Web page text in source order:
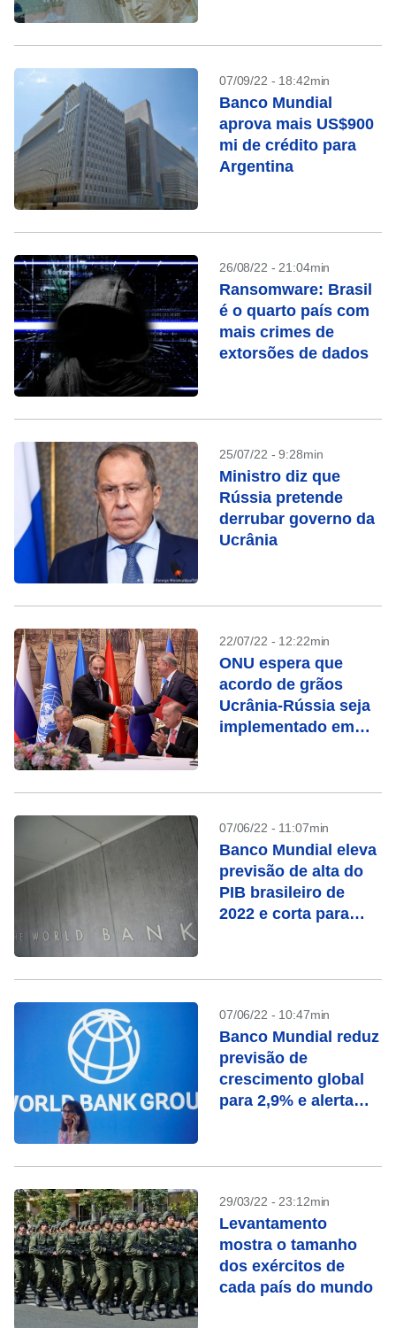
07/09/22 - 18:42min
Banco Mundial
aprova mais US$900
mi de crédito para
Argentina
26/08/22 - 21:04min
Ransomware: Brasil
é o quarto país com
mais crimes de
extorsões de dados
25/07/22 - 9:28min
Ministro diz que
Rússia pretende
derrubar governo da
Ucrânia
22/07/22 - 12:22min
ONU espera que
acordo de grãos
Ucrânia-Rússia seja
implementado em
07/06/22 - 11:07min
Banco Mundial eleva
previsão de alta do
PIB brasileiro de
2022 e corta para
07/06/22 - 10:47min
Banco Mundial reduz
previsão de
crescimento global
para 2,9% e alerta
29/03/22 - 23:12min
Levantamento
mostra o tamanho
dos exércitos de
cada país do mundo